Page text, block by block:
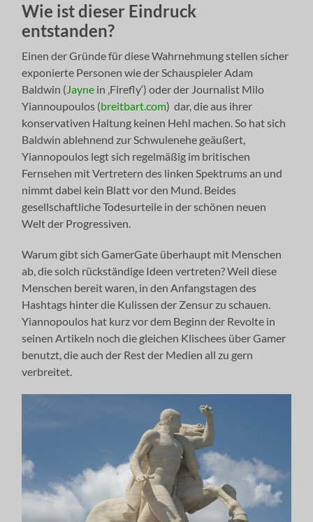
Wie ist dieser Eindruck
entstanden?
Einen der Gründe für diese Wahrnehmung stellen sicher
exponierte Personen wie der Schauspieler Adam
Baldwin (Jayne in ‚Firefly‘) oder der Journalist Milo
Yiannoupoulos (breitbart.com) dar, die aus ihrer
konservativen Haltung keinen Hehl machen. So hat sich
Baldwin ablehnend zur Schwulenehe geäußert,
Yiannopoulos legt sich regelmäßig im britischen
Fernsehen mit Vertretern des linken Spektrums an und
nimmt dabei kein Blatt vor den Mund. Beides
gesellschaftliche Todesurteile in der schönen neuen
Welt der Progressiven.
Warum gibt sich GamerGate überhaupt mit Menschen
ab, die solch rückständige Ideen vertreten? Weil diese
Menschen bereit waren, in den Anfangstagen des
Hashtags hinter die Kulissen der Zensur zu schauen.
Yiannopoulos hat kurz vor dem Beginn der Revolte in
seinen Artikeln noch die gleichen Klischees über Gamer
benutzt, die auch der Rest der Medien all zu gern
verbreitet.